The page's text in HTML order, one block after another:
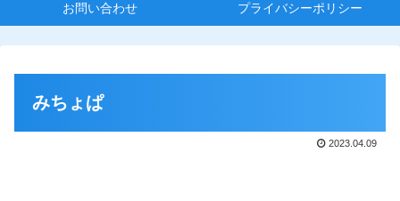
お問い合わせ プライバシーポリシー
みちょぱ
2023.04.09